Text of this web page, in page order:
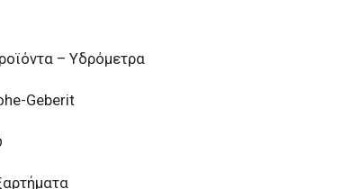
– Υδρόμετρα
Geberit